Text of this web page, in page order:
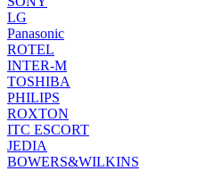
LG
Panasonic
ROTEL
INTER-M
TOSHIBA
PHILIPS
ROXTON
ITC ESCORT
JEDIA
BOWERS&WILKINS